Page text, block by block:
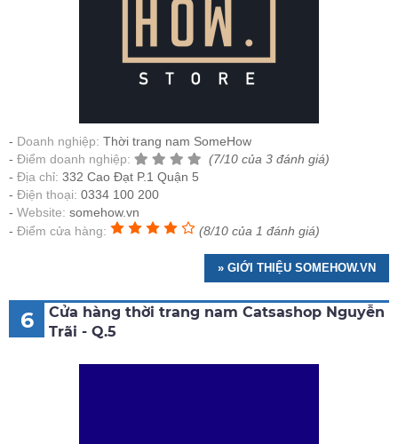
Doanh nghiệp: Thời trang nam SomeHow
Điểm doanh nghiệp:
(7/10 của 3 đánh giá)
Địa chỉ: 332 Cao Đạt P.1 Quận 5
Điện thoại: 0334 100 200
Website: somehow.vn
Điểm cửa hàng:
(8/10 của 1 đánh giá)
» GIỚI THIỆU SOMEHOW.VN
6
Cửa hàng thời trang nam Catsashop Nguyễn
Trãi - Q.5